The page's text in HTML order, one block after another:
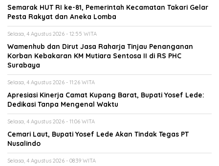
Semarak HUT RI ke-81, Pemerintah Kecamatan Takari Gelar
Pesta Rakyat dan Aneka Lomba
Selasa, 4 Agustus 2026 - 12:55 WITA
Wamenhub dan Dirut Jasa Raharja Tinjau Penanganan
Korban Kebakaran KM Mutiara Sentosa II di RS PHC
Surabaya
Selasa, 4 Agustus 2026 - 11:26 WITA
Apresiasi Kinerja Camat Kupang Barat, Bupati Yosef Lede:
Dedikasi Tanpa Mengenal Waktu
Selasa, 4 Agustus 2026 - 11:06 WITA
Cemari Laut, Bupati Yosef Lede Akan Tindak Tegas PT
Nusalindo
Selasa, 4 Agustus 2026 - 08:39 WITA